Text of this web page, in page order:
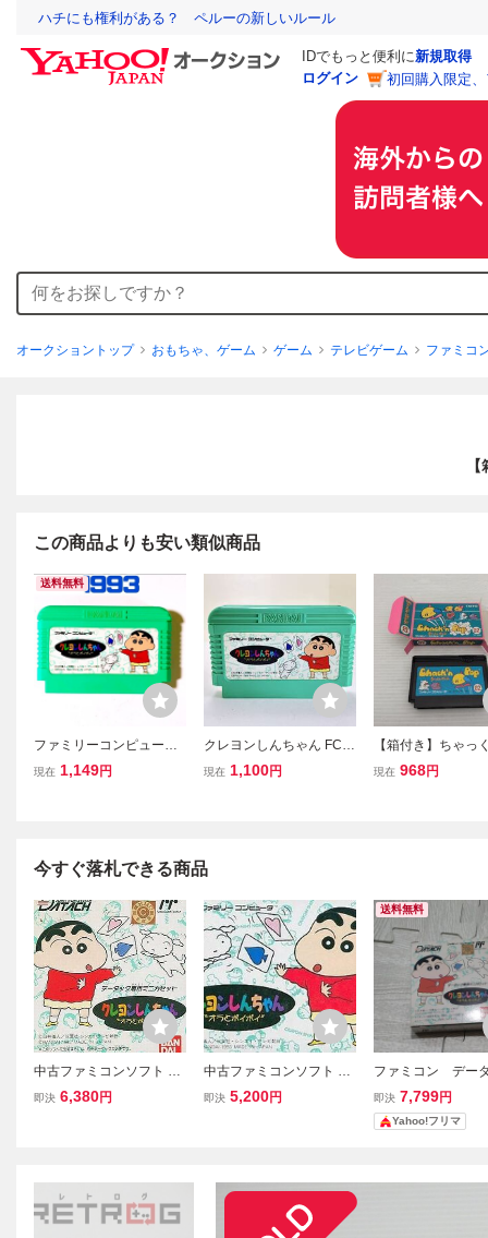
ハチにも権利がある？ ペルーの新しいルール
IDでもっと便利に新規取得
ログイン
初回購入限定
オークショントップ おもちゃ、ゲーム ゲーム テレビゲーム ファミコ
この商品よりも安い類似商品
送料無料
ファミリーコンピュータ
◆クレヨンしんちゃん オ
現在 1,149円
クレヨンしんちゃん FC
オラとポイポイ ファミコ
現在 1,100円
【箱付き】ちゃっ
っぷ ファミコン FC
現在 968円
今すぐ落札できる商品
中古ファミコンソフト デ
ータック専用 クレヨンし
即決 6,380円
中古ファミコンソフト ク
レヨンしんちゃん オラと
即決 5,200円
送料無料
ファミコン デー
ク クレヨンしん
即決 7,799円
Yahoo!フリマ